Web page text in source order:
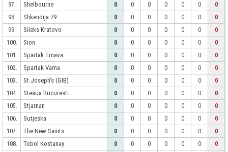
97.
Shelbourne 0 0 0 0 0 0
0
98.
Shkendija 79 0 0 0 0 0 0
0
99.
Sileks Kratovo 0 0 0 0 0 0
0
100.
Sion 0 0 0 0 0 0
0
101.
Spartak Trnava 0 0 0 0 0 0
0
102.
Spartak Varna 0 0 0 0 0 0
0
103.
St Joseph's (GIB) 0 0 0 0 0 0
0
104.
Steaua Bucuresti 0 0 0 0 0 0
0
105.
Stjarnan 0 0 0 0 0 0
0
106.
Sutjeska 0 0 0 0 0 0
0
107.
The New Saints 0 0 0 0 0 0
0
108.
Tobol Kostanay 0 0 0 0 0 0
0